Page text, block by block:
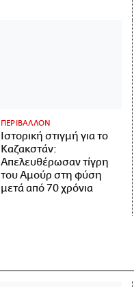
ΠΕΡΙΒΑΛΛΟΝ
Ιστορική στιγμή για το
Καζακστάν:
Απελευθέρωσαν τίγρη
του Αμούρ στη φύση
μετά από 70 χρόνια